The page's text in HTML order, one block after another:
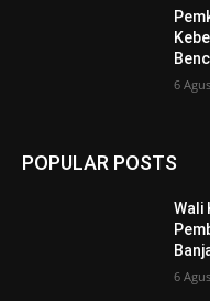
6
POPULAR POSTS
Wali
6